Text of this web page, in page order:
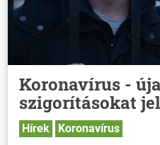
Koronavírus -
szigorításokat
Hírek Koronavírus